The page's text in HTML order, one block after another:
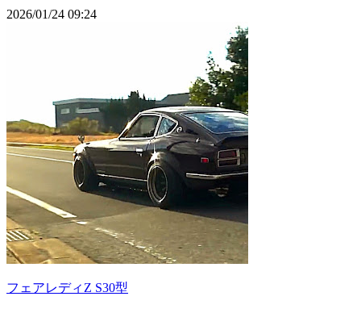
2026/01/24 09:24
フェアレディZ S30型